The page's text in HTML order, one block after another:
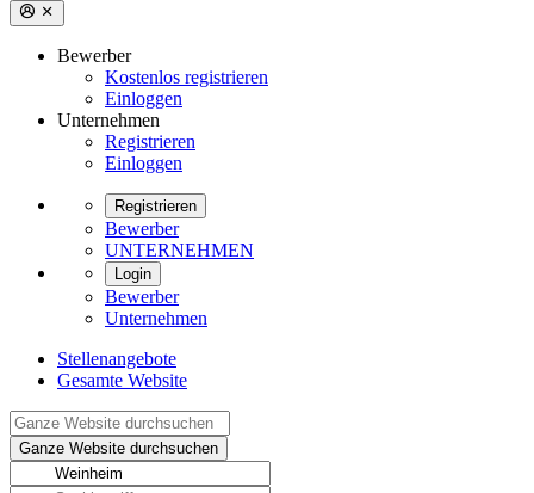
Bewerber
Kostenlos registrieren
Einloggen
Unternehmen
Registrieren
Einloggen
Registrieren
Bewerber
UNTERNEHMEN
Login
Bewerber
Unternehmen
Stellenangebote
Gesamte Website